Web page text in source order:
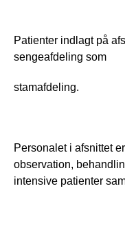
Patienter indlagt på
sengeafdeling som
stamafdeling.
Personalet i afsnittet
observation,
intensive patienter